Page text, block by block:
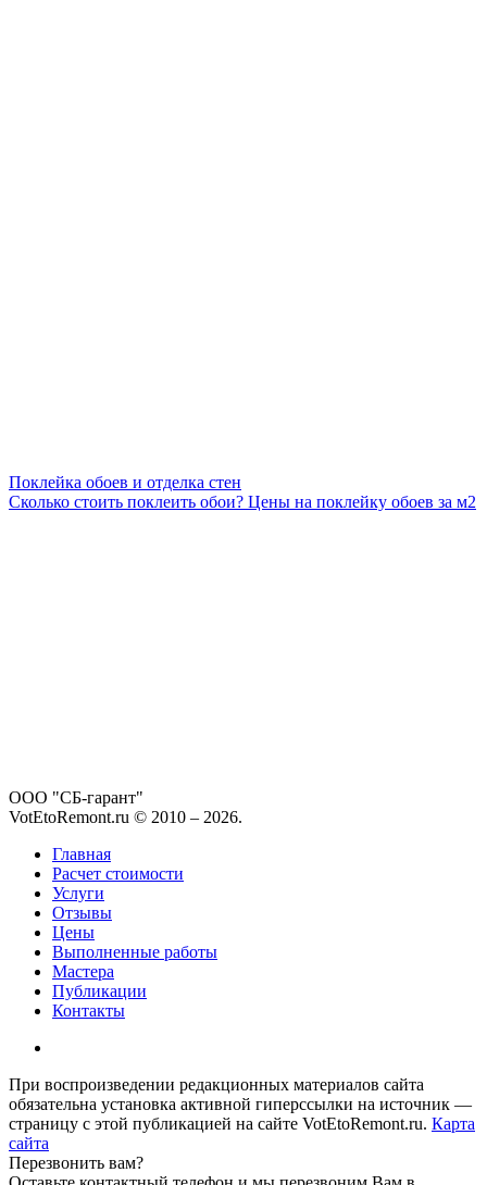
Поклейка обоев и отделка стен
Сколько стоить поклеить обои? Цены на поклейку обоев за м2
ООО "СБ-гарант"
VotEtoRemont.ru © 2010 – 2026.
Главная
Расчет стоимости
Услуги
Отзывы
Цены
Выполненные работы
Мастера
Публикации
Контакты
При воспроизведении редакционных материалов сайта
обязательна установка активной гиперссылки на источник —
страницу с этой публикацией на сайте VotEtoRemont.ru. Карта
сайта
Перезвонить вам?